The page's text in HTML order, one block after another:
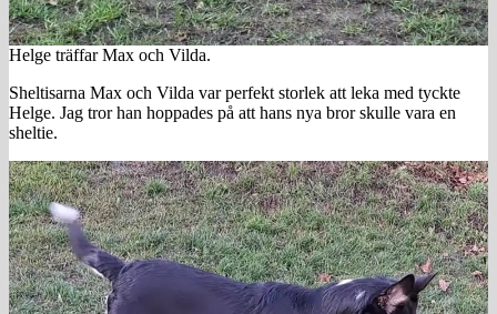
Helge träffar Max och Vilda.
Sheltisarna Max och Vilda var perfekt storlek att leka med tyckte
Helge. Jag tror han hoppades på att hans nya bror skulle vara en
sheltie.